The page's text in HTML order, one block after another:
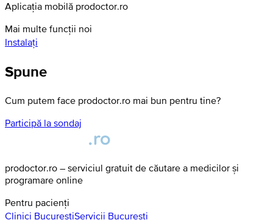
Aplicația mobilă prodoctor.ro
Mai multe funcții noi
Instalați
Spune
Cum putem face prodoctor.ro mai bun pentru tine?
Participă la sondaj
prodoctor.ro – serviciul gratuit de căutare a medicilor și
programare online
Pentru pacienți
Clinici BucurestiServicii Bucuresti